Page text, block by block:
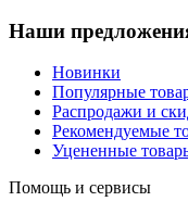
Наши
Новинки
Популярные
Распродажи и
Рекомендуемые
Уцененные
Помощь и сервисы